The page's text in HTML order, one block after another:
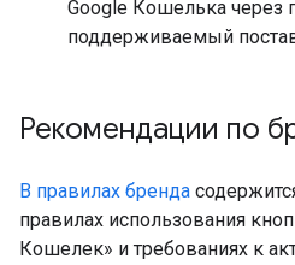
Google Кошелька через
поддерживаемый
Рекомендации по
В правилах бренда
правилах использования
Кошелек» и требованиях к